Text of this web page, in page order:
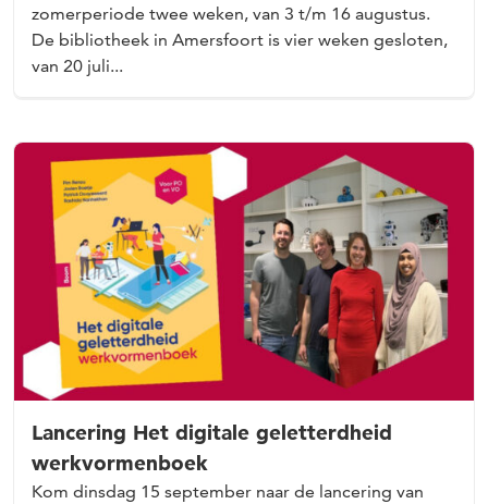
zomerperiode twee weken, van 3 t/m 16 augustus.
De bibliotheek in Amersfoort is vier weken gesloten,
van 20 juli...
Lancering Het digitale geletterdheid
werkvormenboek
Kom dinsdag 15 september naar de lancering van